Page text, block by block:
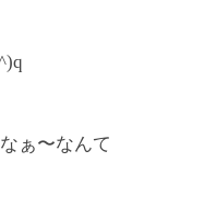
ぁ〜なんて